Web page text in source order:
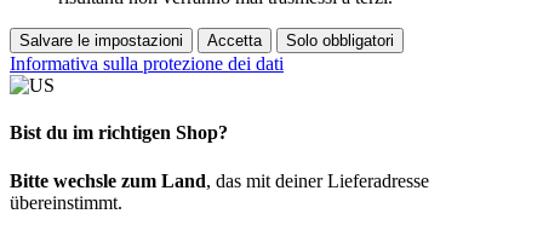
Salvare le impostazioni Accetta Solo obbligatori
Informativa sulla protezione dei dati
Bist du im richtigen Shop?
Bitte wechsle zum Land, das mit deiner Lieferadresse
übereinstimmt.